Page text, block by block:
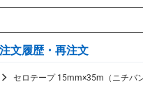
注文履歴・再注文
セロテープ 15mm×35m（ニチバ